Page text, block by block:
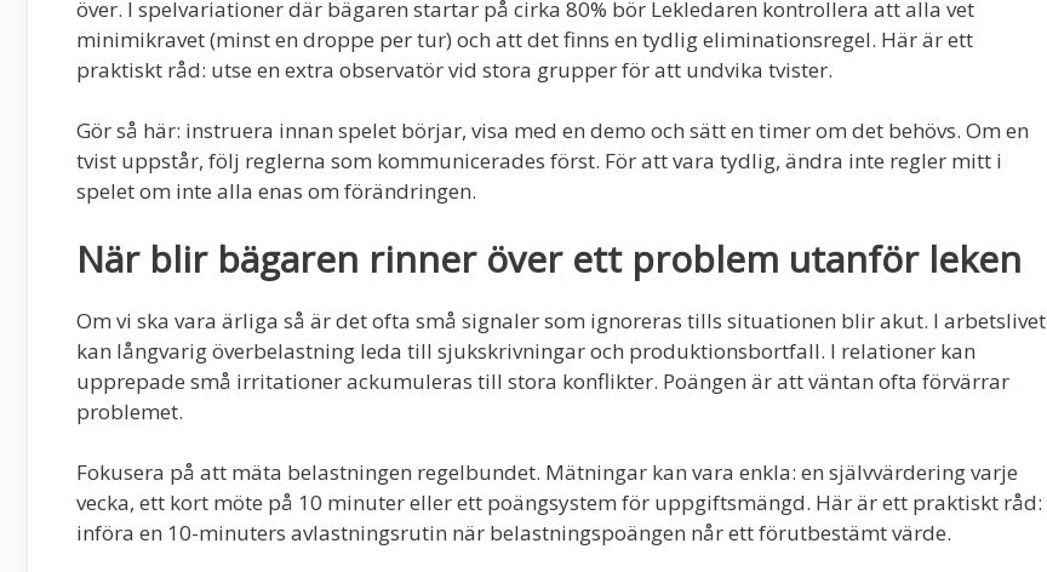
över. I spelvariationer där bägaren startar på cirka 80% bör Lekledaren kontrollera att alla vet
minimikravet (minst en droppe per tur) och att det finns en tydlig eliminationsregel. Här är ett
praktiskt råd: utse en extra observatör vid stora grupper för att undvika tvister.
Gör så här: instruera innan spelet börjar, visa med en demo och sätt en timer om det behövs. Om en
tvist uppstår, följ reglerna som kommunicerades först. För att vara tydlig, ändra inte regler mitt i
spelet om inte alla enas om förändringen.
När blir bägaren rinner över ett problem utanför leken
Om vi ska vara ärliga så är det ofta små signaler som ignoreras tills situationen blir akut. I arbetslivet
kan långvarig överbelastning leda till sjukskrivningar och produktionsbortfall. I relationer kan
upprepade små irritationer ackumuleras till stora konflikter. Poängen är att väntan ofta förvärrar
problemet.
Fokusera på att mäta belastningen regelbundet. Mätningar kan vara enkla: en självvärdering varje
vecka, ett kort möte på 10 minuter eller ett poängsystem för uppgiftsmängd. Här är ett praktiskt råd:
införa en 10-minuters avlastningsrutin när belastningspoängen når ett förutbestämt värde.